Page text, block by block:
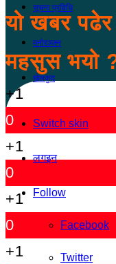
सूचना प्रविधि
मनोरञ्जन
खेलकुद
Switch skin
लगइन
Follow
Facebook
Twitter
यो खबर पढेर
महसुस भयो
+1
0
+1
0
+1
0
+1